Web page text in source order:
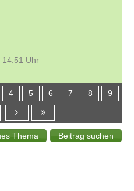
14:51 Uhr
4 5 6 7 8 9